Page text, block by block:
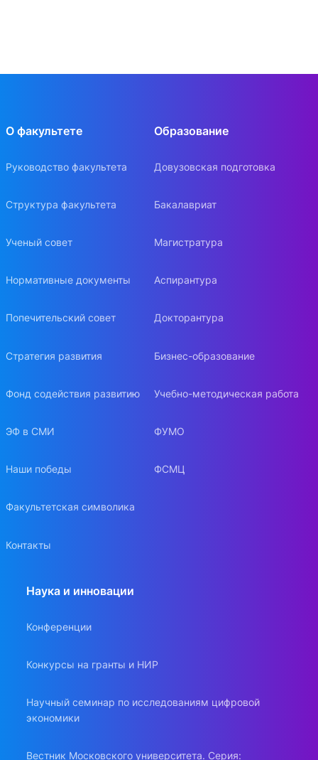
О факультете
Руководство факультета
Структура факультета
Ученый совет
Нормативные документы
Попечительский совет
Стратегия развития
Фонд содействия развитию
ЭФ в СМИ
Наши победы
Факультетская символика
Контакты
Образование
Довузовская подготовка
Бакалавриат
Магистратура
Аспирантура
Докторантура
Бизнес-образование
Учебно-методическая работа
ФУМО
ФСМЦ
Наука и инновации
Конференции
Конкурсы на гранты и НИР
Научный семинар по исследованиям цифровой
экономики
Вестник Московского университета. Серия: